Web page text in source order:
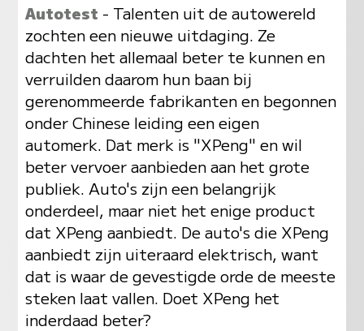
Autotest - Talenten uit de autowereld
zochten een nieuwe uitdaging. Ze
dachten het allemaal beter te kunnen en
verruilden daarom hun baan bij
gerenommeerde fabrikanten en begonnen
onder Chinese leiding een eigen
automerk. Dat merk is "XPeng" en wil
beter vervoer aanbieden aan het grote
publiek. Auto's zijn een belangrijk
onderdeel, maar niet het enige product
dat XPeng aanbiedt. De auto's die XPeng
aanbiedt zijn uiteraard elektrisch, want
dat is waar de gevestigde orde de meeste
steken laat vallen. Doet XPeng het
inderdaad beter?